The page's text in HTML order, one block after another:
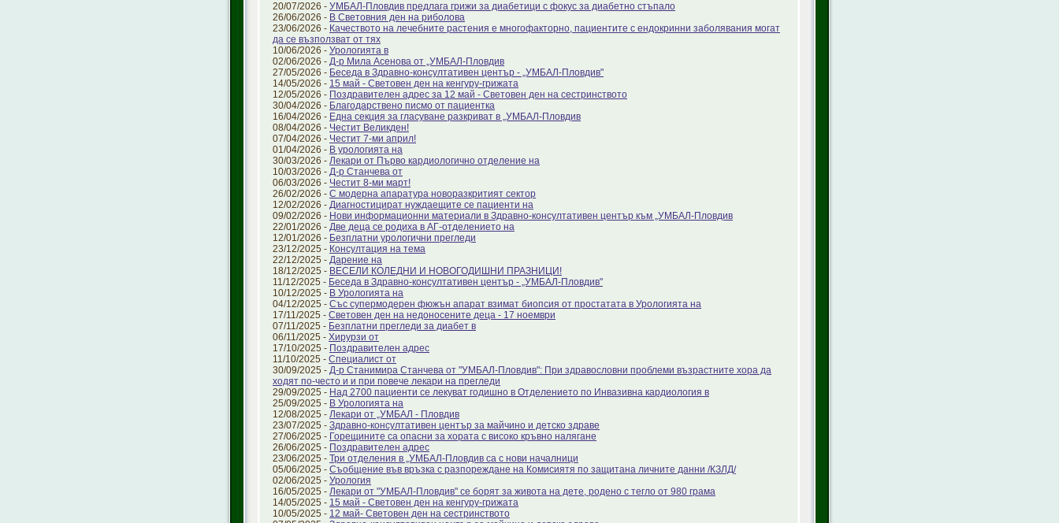
20/07/2026 - УМБАЛ-Пловдив предлага грижи за диабетици с фокус за диабетно стъпало
26/06/2026 - В Световния ден на риболова
23/06/2026 - Качеството на лечебните растения е многофакторно, пациентите с ендокринни заболявания могат
да се възползват от тях
10/06/2026 - Урологията в
02/06/2026 - Д-р Мила Асенова от „УМБАЛ-Пловдив
27/05/2026 - Беседа в Здравно-консултативен център - „УМБАЛ-Пловдив"
14/05/2026 - 15 май - Световен ден на кенгуру-грижата
12/05/2026 - Поздравителен адрес за 12 май - Световен ден на сестринството
30/04/2026 - Благодарствено писмо от пациентка
16/04/2026 - Една секция за гласуване разкриват в „УМБАЛ-Пловдив
08/04/2026 - Честит Великден!
07/04/2026 - Честит 7-ми април!
01/04/2026 - В урологията на
30/03/2026 - Лекари от Първо кардиологично отделение на
10/03/2026 - Д-р Станчева от
06/03/2026 - Честит 8-ми март!
26/02/2026 - С модерна апаратура новоразкритият сектор
12/02/2026 - Диагностицират нуждаещите се пациенти на
09/02/2026 - Нови информационни материали в Здравно-консултативен център към „УМБАЛ-Пловдив
22/01/2026 - Две деца се родиха в АГ-отделението на
12/01/2026 - Безплатни урологични прегледи
23/12/2025 - Консултация на тема
22/12/2025 - Дарение на
18/12/2025 - ВЕСЕЛИ КОЛЕДНИ И НОВОГОДИШНИ ПРАЗНИЦИ!
11/12/2025 - Беседа в Здравно-консултативен център - „УМБАЛ-Пловдив"
10/12/2025 - В Урологията на
04/12/2025 - Със супермодерен фюжън апарат взимат биопсия от простатата в Урологията на
17/11/2025 - Световен ден на недоносените деца - 17 ноември
07/11/2025 - Безплатни прегледи за диабет в
06/11/2025 - Хирурзи от
17/10/2025 - Поздравителен адрес
11/10/2025 - Специалист от
30/09/2025 - Д-р Станимира Станчева от "УМБАЛ-Пловдив": При здравословни проблеми възрастните хора да
ходят по-често и и при повече лекари на прегледи
29/09/2025 - Над 2700 пациенти се лекуват годишно в Отделението по Инвазивна кардиология в
25/09/2025 - В Урологията на
12/08/2025 - Лекари от „УМБАЛ - Пловдив
23/07/2025 - Здравно-консултативен център за майчино и детско здраве
27/06/2025 - Горещините са опасни за хората с високо кръвно налягане
26/06/2025 - Поздравителен адрес
23/06/2025 - Три отделения в „УМБАЛ-Пловдив са с нови началници
05/06/2025 - Съобщение във връзка с разпореждане на Комисиятя по защитана личните данни /КЗЛД/
02/06/2025 - Урология
16/05/2025 - Лекари от "УМБАЛ-Пловдив" се борят за живота на дете, родено с тегло от 980 грама
14/05/2025 - 15 май - Световен ден на кенгуру-грижата
10/05/2025 - 12 май- Световен ден на сестринството